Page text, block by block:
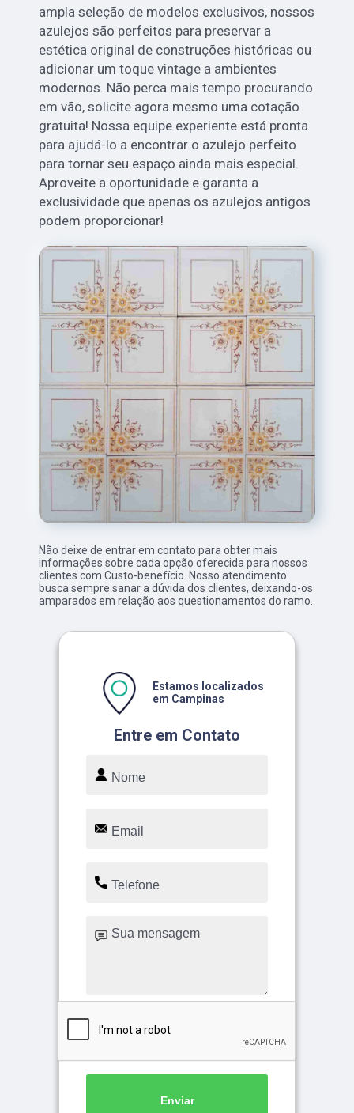
ampla seleção de modelos exclusivos, nossos
azulejos são perfeitos para preservar a
estética original de construções históricas ou
adicionar um toque vintage a ambientes
modernos. Não perca mais tempo procurando
em vão, solicite agora mesmo uma cotação
gratuita! Nossa equipe experiente está pronta
para ajudá-lo a encontrar o azulejo perfeito
para tornar seu espaço ainda mais especial.
Aproveite a oportunidade e garanta a
exclusividade que apenas os azulejos antigos
podem proporcionar!
Não deixe de entrar em contato para obter mais
informações sobre cada opção oferecida para nossos
clientes com Custo-benefício. Nosso atendimento
busca sempre sanar a dúvida dos clientes, deixando-os
amparados em relação aos questionamentos do ramo.
Entre em Contato
Estamos localizados
em Campinas
Enviar